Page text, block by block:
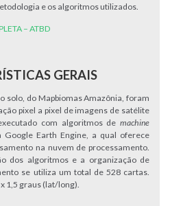
e os algoritmos utilizados.
– ATBD
GERAIS
solo, do Mapbiomas Amazônia, foram
pixel a pixel de imagens de satélite
com algoritmos de machine
Google Earth Engine, a qual oferece
na nuvem de processamento.
dos algoritmos e a organização de
se utiliza um total de 528 cartas.
1,5 graus (lat/long).